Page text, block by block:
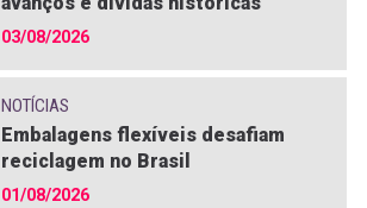
03/08/2026
NOTÍCIAS
Embalagens flexíveis desafiam
reciclagem no Brasil
01/08/2026